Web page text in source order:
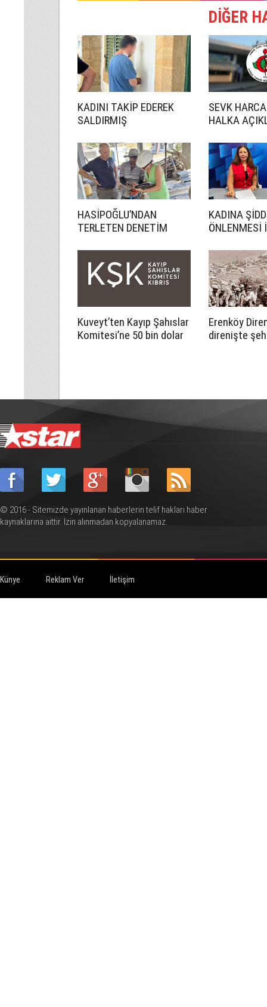
DİĞER
KADINI TAKİP EDEREK
SALDIRMIŞ
SEVK
HALKA
HASİPOĞLU’NDAN
TERLETEN DENETİM
KADINA
ÖNLENMESİ
Kuveyt’ten Kayıp Şahıslar
Komitesi’ne 50 bin dolar
Erenköy
direnişte
© 2016 - Sitemizde yayınlanan haberlerin telif hakları haber
kaynaklarına aittir. İzin alınmadan kopyalanamaz.
Künye Reklam Ver İletişim